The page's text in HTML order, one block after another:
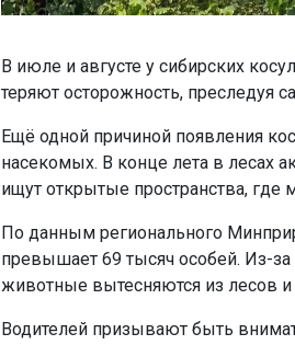
В июле и августе у сибирских
теряют осторожность, преследуя
Ещё одной причиной появления
насекомых. В конце лета в лесах
ищут открытые пространства, где
По данным регионального
превышает 69 тысяч особей. Из-
животные вытесняются из лесов
Водителей призывают быть